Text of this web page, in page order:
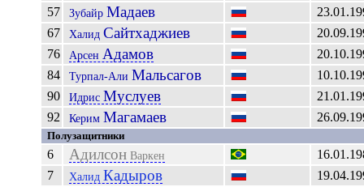
57
Зубайр Мадаев
67
ХалидСайтхаджиев
76
Арсен Адамов
84
Турпал-Али Мальсагов
90
Идрис Муслуев
92
Керим Магамаев
Полузащитники
6 Адилсон Варкен
7
Халид Кадыров